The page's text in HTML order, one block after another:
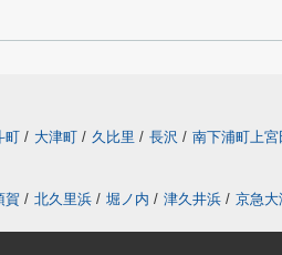
町 / 大津町 / 久比里 / 長沢 / 南下浦町上宮
賀 / 北久里浜 / 堀ノ内 / 津久井浜 / 京急大